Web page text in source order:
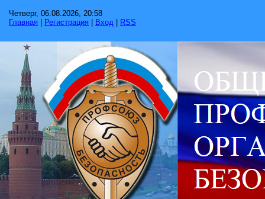
Четверг, 06.08.2026, 20:58
Главная
Регистрация Вход RSS